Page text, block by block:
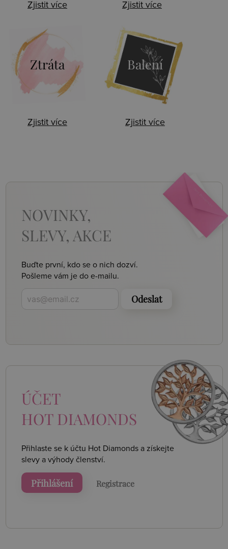
Zjistit více Zjistit více
Ztráta
Zjistit více
Balení
Zjistit více
NOVINKY,
SLEVY, AKCE
Buďte první, kdo se o nich dozví.
Pošleme vám je do e-mailu.
Odeslat
ÚČET
HOT DIAMONDS
Přihlaste se k účtu Hot Diamonds a získejte
slevy a výhody členství.
Přihlášení Registrace